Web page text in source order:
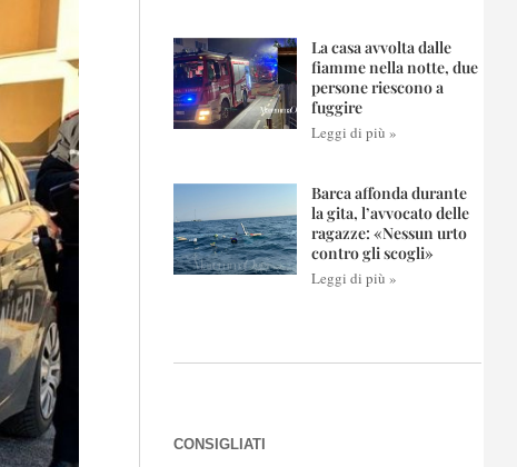
La casa avvolta dalle
fiamme nella notte, due
persone riescono a
fuggire
Leggi di più »
Barca affonda durante
la gita, l’avvocato delle
ragazze: «Nessun urto
contro gli scogli»
Leggi di più »
CONSIGLIATI